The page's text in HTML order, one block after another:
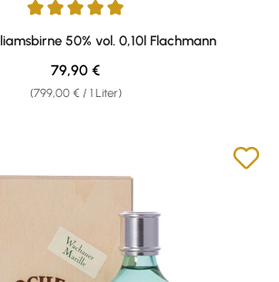
Bewertung von 5 von 5 Sternen
50% vol. 0,10l Flachmann
(799,00 € / 1 Liter)
Regulärer Preis:
79,90 €